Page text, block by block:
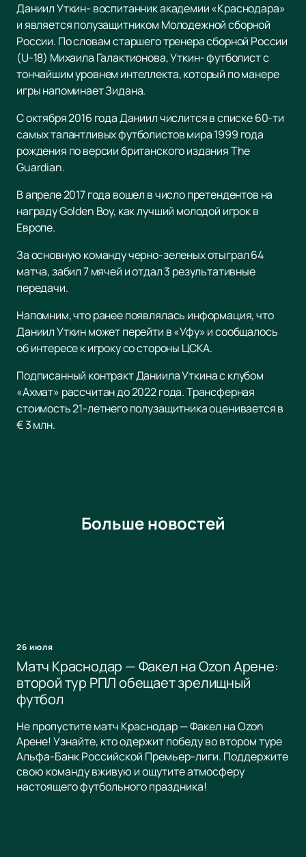
Даниил Уткин- воспитанник академии «Краснодара»
и является полузащитником Молодежной сборной
России. По словам старшего тренера сборной России
(U-18) Михаила Галактионова, Уткин- футболист с
тончайшим уровнем интеллекта, который по манере
игры напоминает Зидана.
С октября 2016 года Даниил числится в списке 60-ти
самых талантливых футболистов мира 1999 года
рождения по версии британского издания The
Guardian.
В апреле 2017 года вошел в число претендентов на
награду Golden Boy, как лучший молодой игрок в
Европе.
За основную команду черно-зеленых отыграл 64
матча, забил 7 мячей и отдал 3 результативные
передачи.
Напомним, что ранее появлялась информация, что
Даниил Уткин может перейти в «Уфу» и сообщалось
об интересе к игроку со стороны ЦСКА.
Подписанный контракт Даниила Уткина с клубом
«Ахмат» рассчитан до 2022 года. Трансферная
стоимость 21-летнего полузащитника оценивается в
€ 3 млн.
Больше новостей
26 июля
Матч Краснодар — Факел на Ozon Арене:
второй тур РПЛ обещает зрелищный
футбол
Не пропустите матч Краснодар — Факел на Ozon
Арене! Узнайте, кто одержит победу во втором туре
Альфа-Банк Российской Премьер-лиги. Поддержите
свою команду вживую и ощутите атмосферу
настоящего футбольного праздника!